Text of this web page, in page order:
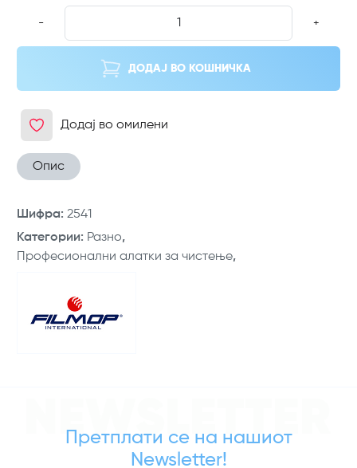
- +
ДОДАЈ ВО КОШНИЧКА
Додај во омилени
Опис
Шифра: 2541
Категории: Разно,
Професионални алатки за чистење,
NEWSLETTER
Претплати се на нашиот
Newsletter!